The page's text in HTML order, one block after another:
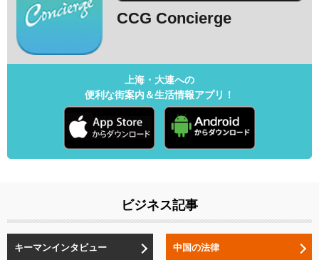
CCG Concierge
上海・大連への
便利な街案内＆生活情報アプリ！
ビジネス記事
キーマンインタビュー 中国の法律